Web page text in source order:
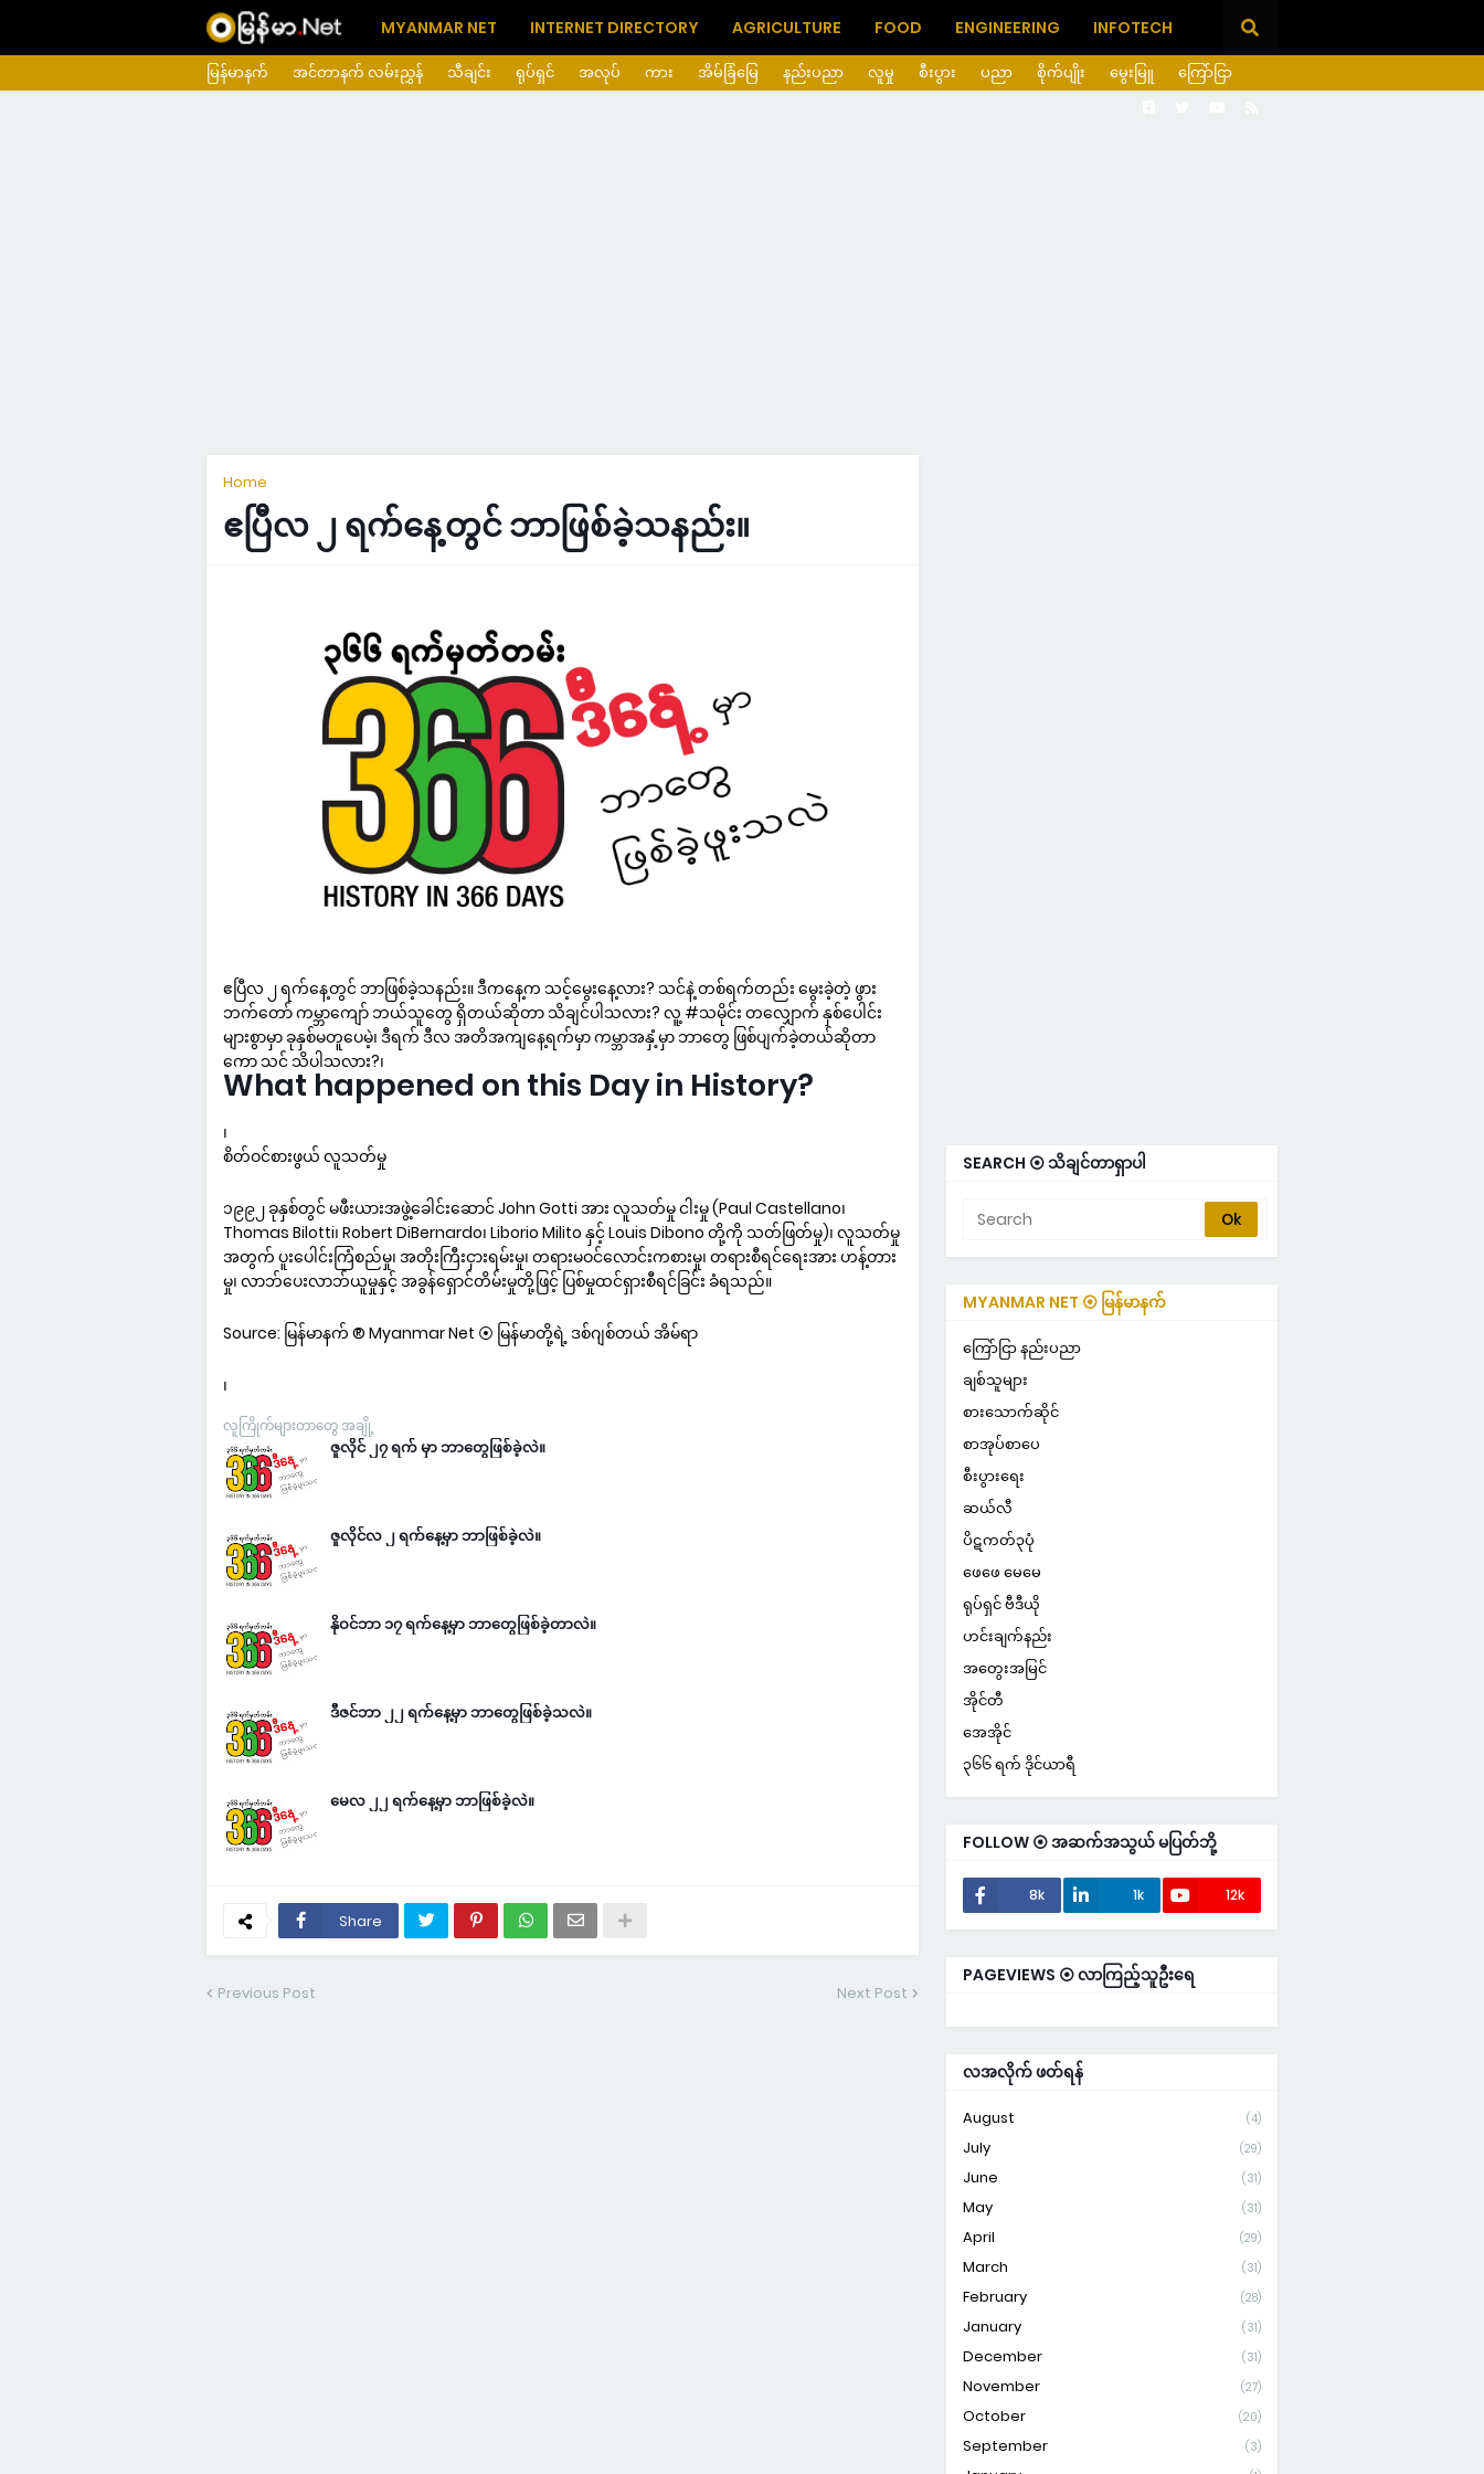
MYANMAR NET INTERNET DIRECTORY AGRICULTURE FOOD ENGINEERING INFOTECH
မြန်မာနက် အင်တာနက် လမ်းညွှန် သီချင်း ရုပ်ရှင် အလုပ် ကား အိမ်ခြံမြေ နည်းပညာ လူမှု စီးပွား ပညာ စိုက်ပျိုး မွေးမြူ ကြော်ငြာ
Home
ဧပြီလ ၂ ရက်နေ့တွင် ဘာဖြစ်ခဲ့သနည်း။
ဧပြီလ ၂ ရက်နေ့တွင် ဘာဖြစ်ခဲ့သနည်း။ ဒီကနေ့က သင့်မွေးနေ့လား? သင်နဲ့ တစ်ရက်တည်း မွေးခဲ့တဲ့ ဖွား
ဘက်တော် ကမ္ဘာကျော် ဘယ်သူတွေ ရှိတယ်ဆိုတာ သိချင်ပါသလား? လူ့ #သမိုင်း တလျှောက် နှစ်ပေါင်း
များစွာမှာ ခုနှစ်မတူပေမဲ့၊ ဒီရက် ဒီလ အတိအကျနေ့ရက်မှာ ကမ္ဘာအနှံ့မှာ ဘာတွေ ဖြစ်ပျက်ခဲ့တယ်ဆိုတာ
ကော သင် သိပါသလား?၊
What happened on this Day in History?
၊
စိတ်ဝင်စားဖွယ် လူသတ်မှု
၁၉၉၂ ခုနှစ်တွင် မဖီးယားအဖွဲ့ခေါင်းဆောင် John Gotti အား လူသတ်မှု ငါးမှု (Paul Castellano၊
Thomas Bilotti၊ Robert DiBernardo၊ Liborio Milito နှင့် Louis Dibono တို့ကို သတ်ဖြတ်မှု)၊ လူသတ်မှု
အတွက် ပူးပေါင်းကြံစည်မှု၊ အတိုးကြီးငှားရမ်းမှု၊ တရားမဝင်လောင်းကစားမှု၊ တရားစီရင်ရေးအား ဟန့်တား
မှု၊ လာဘ်ပေးလာဘ်ယူမှုနှင့် အခွန်ရှောင်တိမ်းမှုတို့ဖြင့် ပြစ်မှုထင်ရှားစီရင်ခြင်း ခံရသည်။
Source: မြန်မာနက် ® Myanmar Net ⦿ မြန်မာတို့ရဲ့ ဒစ်ဂျစ်တယ် အိမ်ရာ
၊
လူကြိုက်များတာတွေ အချို့
ဇူလိုင် ၂၇ ရက် မှာ ဘာတွေဖြစ်ခဲ့လဲ။
ဇူလိုင်လ ၂ ရက်နေ့မှာ ဘာဖြစ်ခဲ့လဲ။
နိုဝင်ဘာ ၁၇ ရက်နေ့မှာ ဘာတွေဖြစ်ခဲ့တာလဲ။
ဒီဇင်ဘာ ၂၂ ရက်နေ့မှာ ဘာတွေဖြစ်ခဲ့သလဲ။
မေလ ၂၂ ရက်နေ့မှာ ဘာဖြစ်ခဲ့လဲ။
Share
Previous Post Next Post
SEARCH ⦿ သိချင်တာရှာပါ
MYANMAR NET ⦿ မြန်မာနက်
POPULAR ⦿ လူကြိုက်များ
ကြော်ငြာ နည်းပညာ
ချစ်သူများ
စားသောက်ဆိုင်
စာအုပ်စာပေ
စီးပွားရေး
ဆယ်လီ
ပိဋကတ်၃ပုံ
ဖေဖေ မေမေ
ရုပ်ရှင် ဗီဒီယို
ဟင်းချက်နည်း
အတွေးအမြင်
အိုင်တီ
အေအိုင်
၃၆၆ ရက် ဒိုင်ယာရီ
FOLLOW ⦿ အဆက်အသွယ် မပြတ်ဘို့
8k 1k 12k
PAGEVIEWS ⦿ လာကြည့်သူဦးရေ
လအလိုက် ဖတ်ရန်
August (4)
July (29)
June (31)
May (31)
April (29)
March (31)
February (28)
January (31)
December (31)
November (27)
October (20)
September (3)